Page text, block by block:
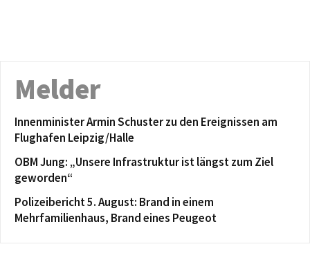
Melder
Innenminister Armin Schuster zu den Ereignissen am
Flughafen Leipzig/Halle
OBM Jung: „Unsere Infrastruktur ist längst zum Ziel
geworden“
Polizeibericht 5. August: Brand in einem
Mehrfamilienhaus, Brand eines Peugeot